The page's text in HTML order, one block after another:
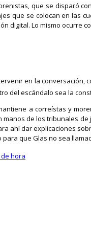
que se disparó
que se colocan en las
digital. Lo mismo ocurre
en la conversación,
del escándalo sea la
a correístas y
de los tribunales
ahí dar explicaciones
que Glas no sea
hora